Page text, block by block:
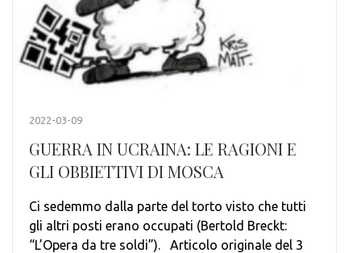
2022-03-09
GUERRA IN UCRAINA: LE RAGIONI E
GLI OBBIETTIVI DI MOSCA
Ci sedemmo dalla parte del torto visto che tutti
gli altri posti erano occupati (Bertold Breckt:
“L’Opera da tre soldi”). Articolo originale del 3